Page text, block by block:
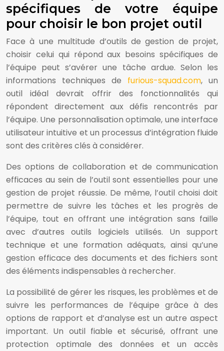
spécifiques de votre équipe
pour choisir le bon projet outil
Face à une multitude d’outils de gestion de projet,
choisir celui qui répond aux besoins spécifiques de
l’équipe peut s’avérer une tâche ardue. Selon les
informations techniques de furious-squad.com, un
outil idéal devrait offrir des fonctionnalités qui
répondent directement aux défis rencontrés par
l’équipe. Une personnalisation optimale, une interface
utilisateur intuitive et un processus d’intégration fluide
sont des critères clés à considérer.
Des options de collaboration et de communication
efficaces au sein de l’outil sont essentielles pour une
gestion de projet réussie. De même, l’outil choisi doit
permettre de suivre les tâches et les progrès de
l’équipe, tout en offrant une intégration sans faille
avec d’autres outils logiciels utilisés. Un support
technique et une formation adéquats, ainsi qu’une
gestion efficace des documents et des fichiers sont
des éléments indispensables à rechercher.
La possibilité de gérer les risques, les problèmes et de
suivre les performances de l’équipe grâce à des
options de rapport et d’analyse est un autre aspect
important. Un outil fiable et sécurisé, offrant une
protection optimale des données et un accès